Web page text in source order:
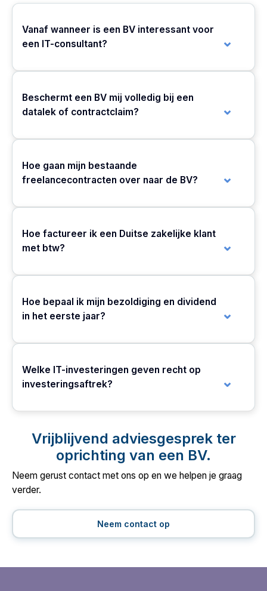
Vanaf wanneer is een BV interessant voor
een IT-consultant?
Beschermt een BV mij volledig bij een
datalek of contractclaim?
Hoe gaan mijn bestaande
freelancecontracten over naar de BV?
Hoe factureer ik een Duitse zakelijke klant
met btw?
Hoe bepaal ik mijn bezoldiging en dividend
in het eerste jaar?
Welke IT-investeringen geven recht op
investeringsaftrek?
Vrijblijvend adviesgesprek ter
oprichting van een BV.
Neem gerust contact met ons op en we helpen je graag
verder.
Neem contact op